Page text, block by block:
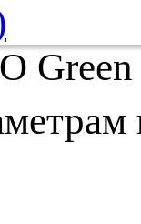
O Green